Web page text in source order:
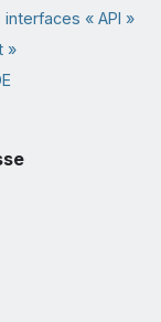
« API »
»